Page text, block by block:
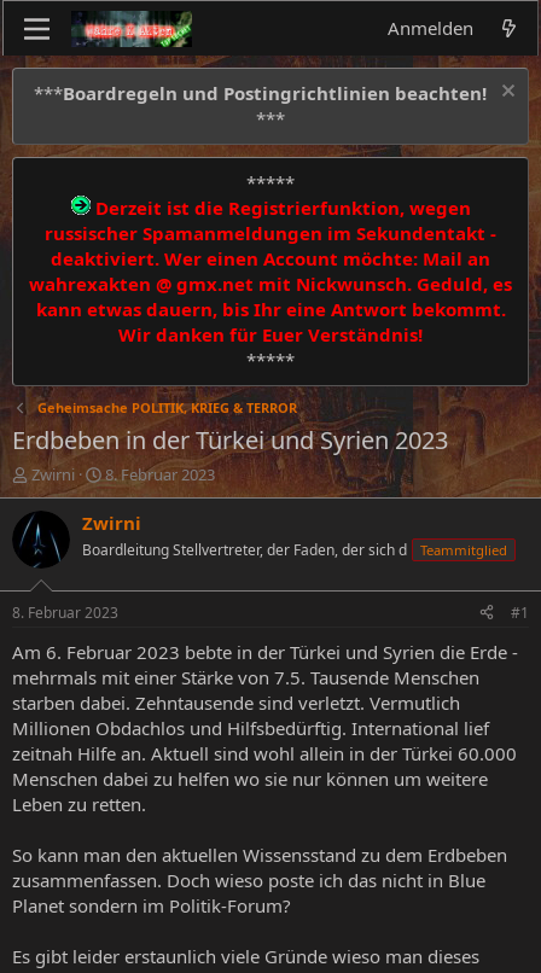
Anmelden
***Boardregeln und Postingrichtlinien beachten!
***
*****
Derzeit ist die Registrierfunktion, wegen
russischer Spamanmeldungen im Sekundentakt -
deaktiviert. Wer einen Account möchte: Mail an
wahrexakten @ gmx.net mit Nickwunsch. Geduld, es
kann etwas dauern, bis Ihr eine Antwort bekommt.
Wir danken für Euer Verständnis!
*****
Geheimsache POLITIK, KRIEG & TERROR
Erdbeben in der Türkei und Syrien 2023
E
r
s
t
e
l
l
e
r
Zwirni
E
r
s
e
l
t
a
8. Februar 2023
Zwirni
Boardleitung Stellvertreter, der Faden, der sich d Teammitglied
8. Februar 2023 #1
Am 6. Februar 2023 bebte in der Türkei und Syrien die Erde -
mehrmals mit einer Stärke von 7.5. Tausende Menschen
starben dabei. Zehntausende sind verletzt. Vermutlich
Millionen Obdachlos und Hilfsbedürftig. International lief
zeitnah Hilfe an. Aktuell sind wohl allein in der Türkei 60.000
Menschen dabei zu helfen wo sie nur können um weitere
Leben zu retten.
So kann man den aktuellen Wissensstand zu dem Erdbeben
zusammenfassen. Doch wieso poste ich das nicht in Blue
Planet sondern im Politik-Forum?
Es gibt leider erstaunlich viele Gründe wieso man dieses